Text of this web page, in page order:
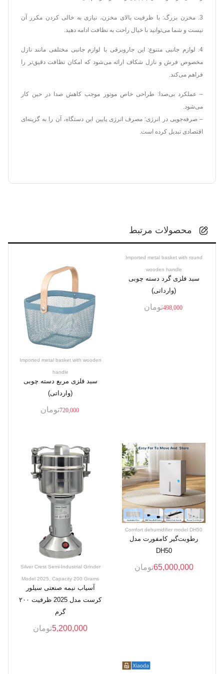
3. مخزن بزرگ: با ظرفیت بالای مخزن، نیازی به خالی کردن مکرر آن
نیست و شما می‌توانید با خیال راحت به نظافت ادامه دهید.
4. لوازم جانبی متنوع: این جاروبرقی با لوازم جانبی مختلفی مانند نازل
مخصوص فرش و نازل شکاف ارائه می‌شود که امکان نظافت دقیق‌تر را
فراهم می‌کند.
– عملکرد بی‌صدا: طراحی خاص موتور موجب کاهش صدا در حین کار
می‌شود.
– صرفه‌جویی در انرژی: مصرف انرژی پایین این دستگاه، آن را به گزینه‌ای
اقتصادی تبدیل کرده است.
محصولات مرتبط
Imported metal basket with round
wooden handle
سبد فلزی گرد دسته چوبی
(وارداتی)
498,000 تومان
Imported metal basket with wooden
handle
سبد فلزی مربع دسته چوبی
(وارداتی)
720,000 تومان
Comfort dehumidifier model DH50
رطوبت‌گیر کامفورت مدل
DH50
65,000,000تومان Silver Crest Semi-Industrial Grinder
Model 2025, Capacity 200 Grams
آسیاب نیمه صنعتی سیلور
کرست مدل 2025 ظرفیت ۲۰۰
گرم
5,200,000تومان